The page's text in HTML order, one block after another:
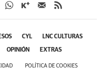
CYL LNC CULTURAS
OPINIÓN EXTRAS
POLÍTICA DE COOKIES